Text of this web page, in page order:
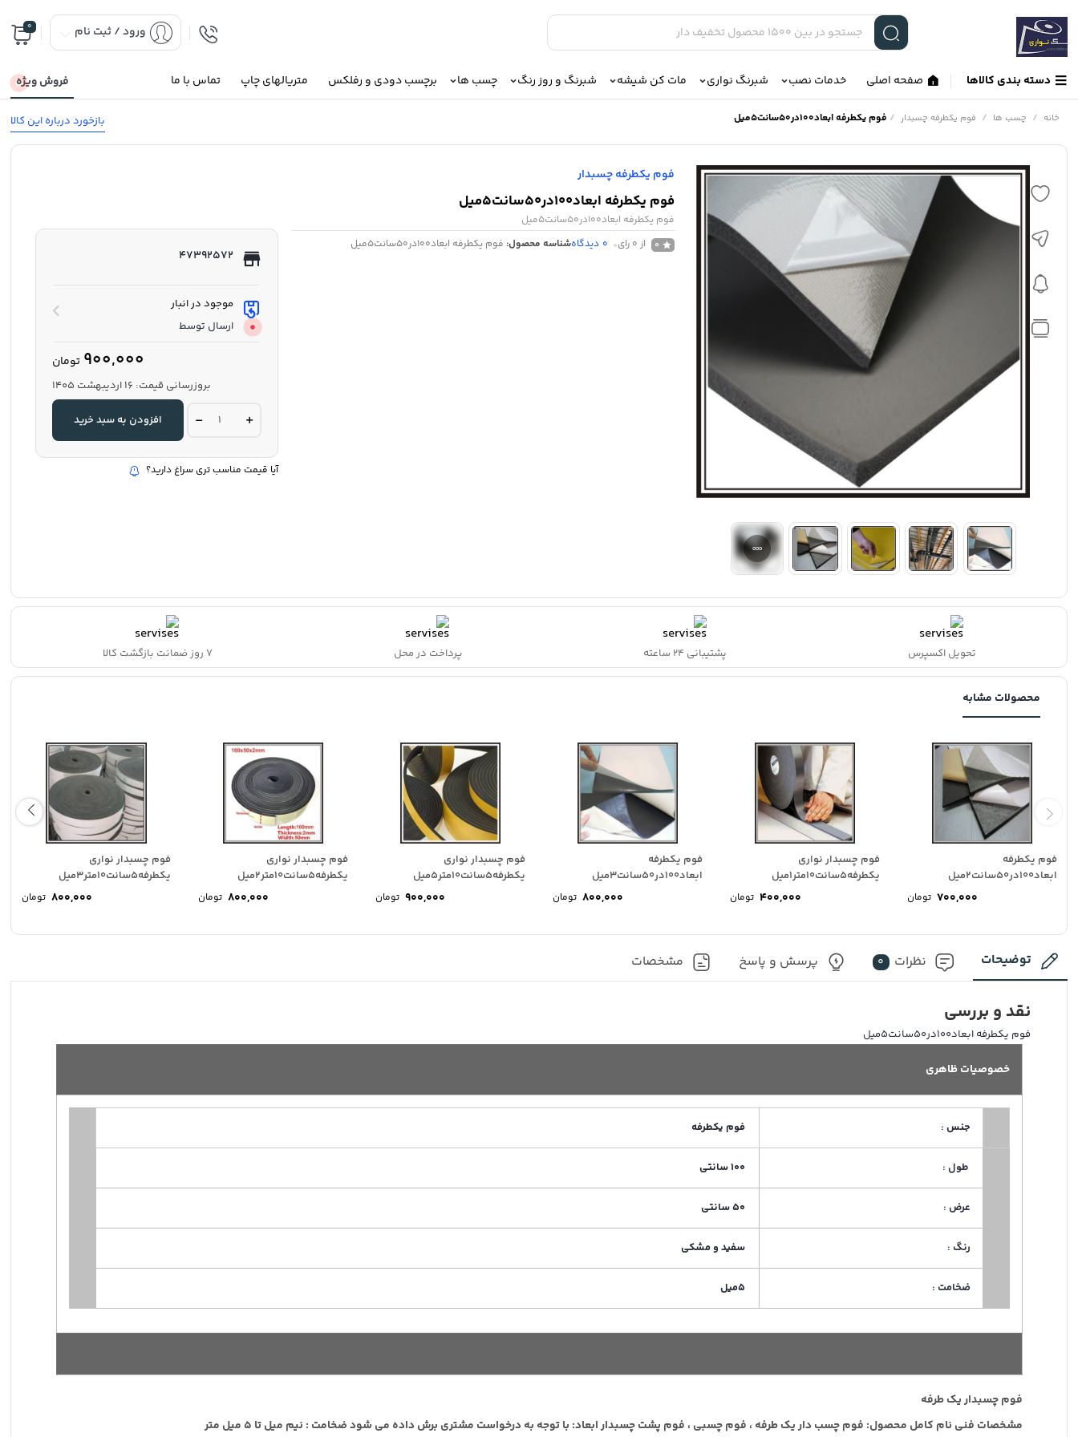
ورود / ثبت نام 0
دسته بندی کالاها صفحه اصلی خدمات نصب شبرنگ نواری مات کن شیشه شبرنگ و روز رنگ چسب ها برچسب دودی و رفلکس متریالهای چاپ تماس با ما فروش ویژه
بازخورد درباره این کالا خانه / چسب ها / فوم یکطرفه چسبدار / فوم یکطرفه ابعاد100در50سانت5میل
فوم یکطرفه چسبدار
فوم یکطرفه ابعاد100در50سانت5میل
فوم یکطرفه ابعاد100در50سانت5میل
0 از 0 رای 0 دیدگاهشناسه محصول: فوم یکطرفه ابعاد100در50سانت5میل
47392572
موجود در انبار
ارسال توسط
900,000 تومان
بروزرسانی قیمت: 16 اردیبهشت 1405
فوم
یکطرفه
ابعاد100در50سانت5میل
quantity
افزودن به سبد خرید
آیا قیمت مناسب تری سراغ دارید؟
تحویل اکسپرس پشتیبانی ۲۴ ساعته پرداخت در محل ۷ روز ضمانت بازگشت کالا
محصولات مشابه
فوم یکطرفه
ابعاد100در50سانت2میل
700,000 تومان
فوم چسبدار نواری
یکطرفه5سانت10متر1میل
400,000 تومان
فوم یکطرفه
ابعاد100در50سانت3میل
800,000 تومان
فوم چسبدار نواری
یکطرفه5سانت10متر5میل
900,000 تومان
فوم چسبدار نواری
یکطرفه5سانت10متر2میل
800,000 تومان
فوم چسبدار نواری
یکطرفه5سانت10متر3میل
800,000 تومان
توضیحات نظرات 0 پرسش و پاسخ مشخصات
نقد و بررسی
فوم یکطرفه ابعاد100در50سانت5میل
خصوصیات ظاهری
جنس : فوم یکطرفه
طول : 100 سانتی
عرض : 50 سانتی
رنگ : سفید و مشکی
ضخامت :
فوم چسبدار یک طرفه
مشخصات فنی نام کامل محصول: فوم چسب دار یک طرفه ، فوم چسبی ، فوم پشت چسبدار ابعاد: با توجه به درخواست مشتری برش داده می شود ضخامت : نیم میل تا 5 میل متر